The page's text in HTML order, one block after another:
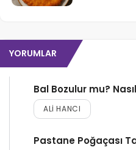
YORUMLAR
Bal Bozulur mu?
ALI HANCI
Pastane Poğaçası